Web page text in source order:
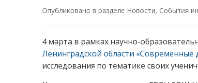
Опубликовано в разделе Новости, События
4 марта в рамках научно-
Ленинградской области «Современные
исследования по тематике своих